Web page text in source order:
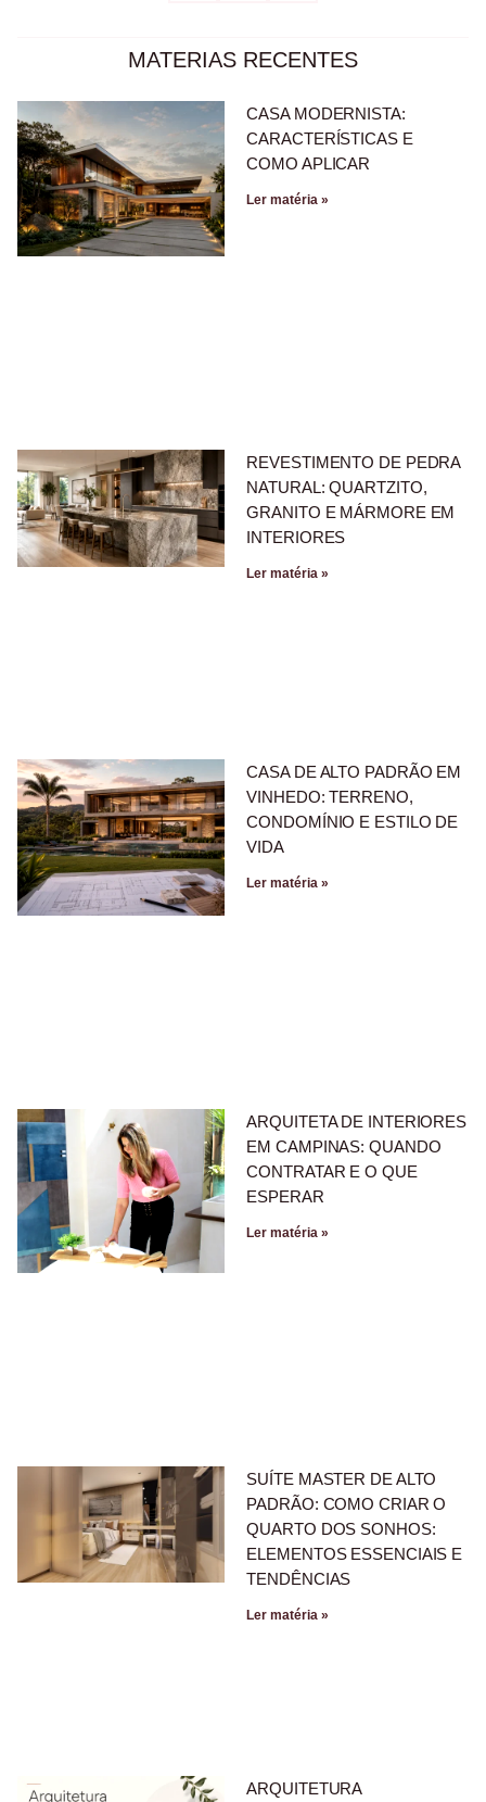
MATERIAS RECENTES
CASA MODERNISTA:
CARACTERÍSTICAS E
COMO APLICAR
Ler matéria »
REVESTIMENTO DE PEDRA
NATURAL: QUARTZITO,
GRANITO E MÁRMORE EM
INTERIORES
Ler matéria »
CASA DE ALTO PADRÃO EM
VINHEDO: TERRENO,
CONDOMÍNIO E ESTILO DE
VIDA
Ler matéria »
ARQUITETA DE INTERIORES
EM CAMPINAS: QUANDO
CONTRATAR E O QUE
ESPERAR
Ler matéria »
SUÍTE MASTER DE ALTO
PADRÃO: COMO CRIAR O
QUARTO DOS SONHOS:
ELEMENTOS ESSENCIAIS E
TENDÊNCIAS
Ler matéria »
ARQUITETURA